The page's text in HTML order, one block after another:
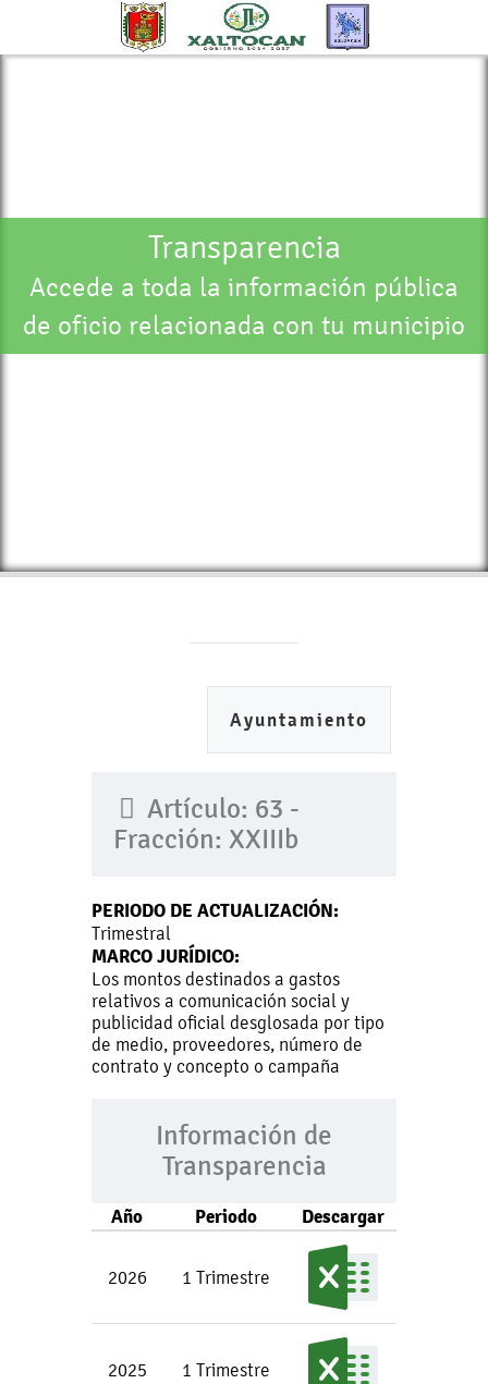
Transparencia
Accede a toda la información pública
de oficio relacionada con tu municipio
Ayuntamiento
Artículo: 63 -
Fracción: XXIIIb
PERIODO DE ACTUALIZACIÓN:
Trimestral
MARCO JURÍDICO:
Los montos destinados a gastos
relativos a comunicación social y
publicidad oficial desglosada por tipo
de medio, proveedores, número de
contrato y concepto o campaña
Información de
Transparencia
Año Periodo Descargar
2026 1 Trimestre
2025 1 Trimestre